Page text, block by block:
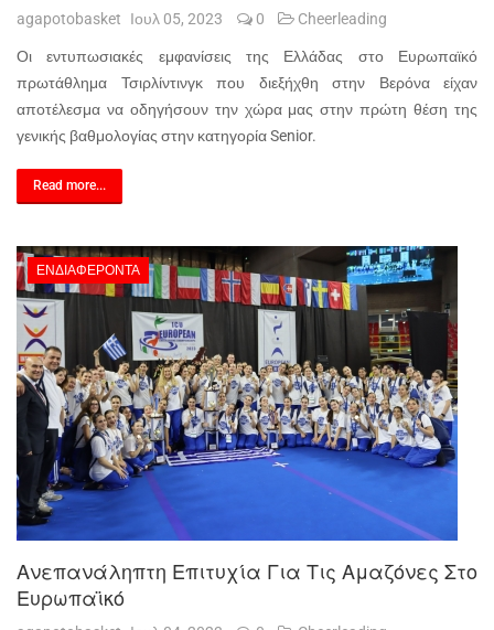
agapotobasket Ιουλ 05, 2023 0 Cheerleading
Οι εντυπωσιακές εμφανίσεις της Ελλάδας στο Ευρωπαϊκό
πρωτάθλημα Τσιρλίντινγκ που διεξήχθη στην Βερόνα είχαν
αποτέλεσμα να οδηγήσουν την χώρα μας στην πρώτη θέση της
γενικής βαθμολογίας στην κατηγορία Senior.
Read more...
ΕΝΔΙΑΦΈΡΟΝΤΑ
Ανεπανάληπτη Επιτυχία Για Τις Αμαζόνες Στο
Ευρωπαϊκό